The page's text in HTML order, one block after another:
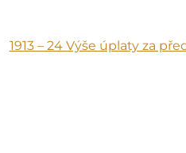
1913 – 24 Výše úplaty za